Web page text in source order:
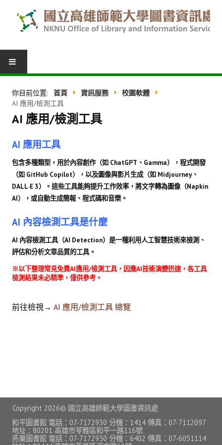
我的圖書館
圖書推薦
館際合作
表單下載
資訊服務
VPN連線
校園軟體
校園授權軟體
常用自由軟體/免費軟體
你目前位置: 首頁 資訊服務
校園軟體
AI 應用/檢測工具
AI 應用/檢測工具
AI 應用工具
包含多種類型，用於內容創作（如 ChatGPT、Gamma），程式開發
（如 GitHub Copilot），以及圖像與影片生成（如 Midjourney、
DALL·E 3）。這些工具能夠提升工作效率，將文字轉為圖像（Napkin
AI），或自動生成簡報、程式碼和音樂。
AI 內容檢測工具是什麼
AI 內容檢測工具（AI Detection）是一種利用人工智慧技術來檢測、
評估和分析文章品質的工具。
※以下整理常見免費AI應用/檢測工具，因應AI技術演變迅速，各工具
檢測結果未必精準，僅供參考。
前往檢視→ AI 應用/檢測工具 總覽
Copyright 2026© 國立高雄師範大學圖書資訊處
和平圖書館 電話：07-7172930 分機：1414 傳真：07-7112097
地址：80201 高雄市苓雅區和平一路116號
燕巢圖書館 電話：07-7172930 分機：6402 傳真：07-6051114